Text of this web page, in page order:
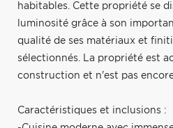
habitables. Cette propriété se
luminosité grâce à son
qualité de ses matériaux et
sélectionnés. La propriété est
construction et n'est pas
Caractéristiques et inclusions :